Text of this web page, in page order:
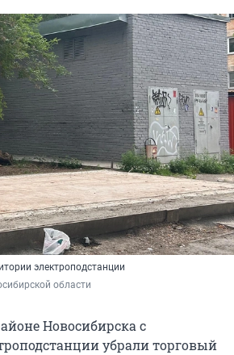
электроподстанции
области
Новосибирска с
убрали торговый